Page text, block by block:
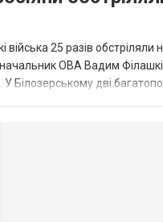
війська 25 разів
ОВА Вадим
Білозерському дві